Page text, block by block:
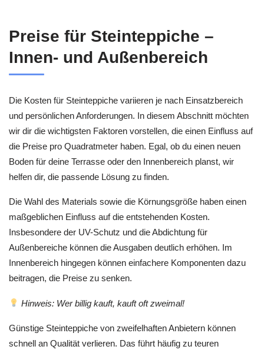
Preise für Steinteppiche –
Innen- und Außenbereich
Die Kosten für Steinteppiche variieren je nach Einsatzbereich
und persönlichen Anforderungen. In diesem Abschnitt möchten
wir dir die wichtigsten Faktoren vorstellen, die einen Einfluss auf
die Preise pro Quadratmeter haben. Egal, ob du einen neuen
Boden für deine Terrasse oder den Innenbereich planst, wir
helfen dir, die passende Lösung zu finden.
Die Wahl des Materials sowie die Körnungsgröße haben einen
maßgeblichen Einfluss auf die entstehenden Kosten.
Insbesondere der UV-Schutz und die Abdichtung für
Außenbereiche können die Ausgaben deutlich erhöhen. Im
Innenbereich hingegen können einfachere Komponenten dazu
beitragen, die Preise zu senken.
Hinweis: Wer billig kauft, kauft oft zweimal!
Günstige Steinteppiche von zweifelhaften Anbietern können
schnell an Qualität verlieren. Das führt häufig zu teuren